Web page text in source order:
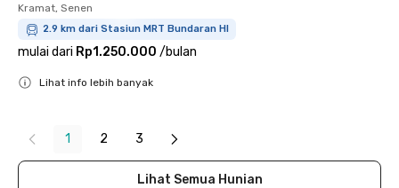
Kramat, Senen
2.9 km dari Stasiun MRT Bundaran HI
mulai dari Rp1.250.000 /bulan
Lihat info lebih banyak
1 2 3
Lihat Semua Hunian